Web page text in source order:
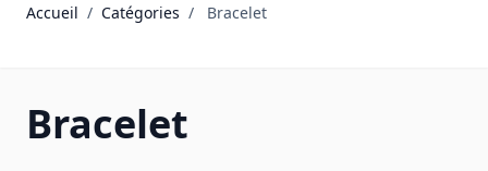
Accueil / Catégories / Bracelet
Bracelet